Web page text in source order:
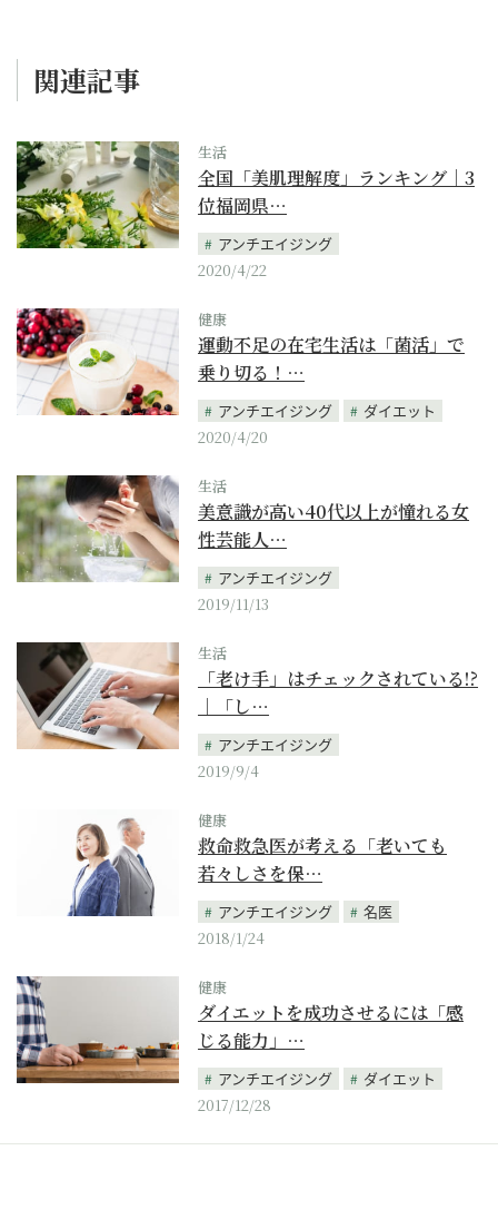
関連記事
生活
全国「美肌理解度」ランキング｜3
位福岡県…
アンチエイジング
2020/4/22
健康
運動不足の在宅生活は「菌活」で
乗り切る！…
アンチエイジング
ダイエット
2020/4/20
生活
美意識が高い40代以上が憧れる女
性芸能人…
アンチエイジング
2019/11/13
生活
「老け手」はチェックされている!?
｜「し…
アンチエイジング
2019/9/4
健康
救命救急医が考える「老いても
若々しさを保…
アンチエイジング
名医
2018/1/24
健康
ダイエットを成功させるには「感
じる能力」…
アンチエイジング
ダイエット
2017/12/28